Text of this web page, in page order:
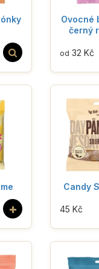
Ovocné
černý
od 32 Kč
+
Candy
45 Kč